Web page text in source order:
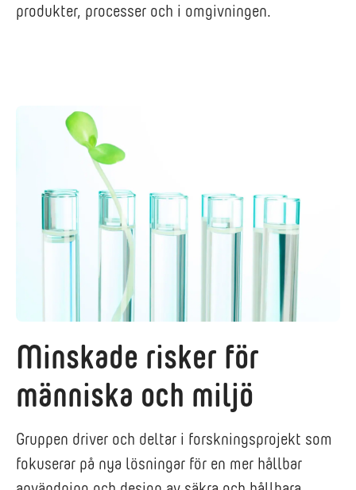
produkter, processer och i omgivningen.
Minskade risker för
människa och miljö
Gruppen driver och deltar i forskningsprojekt som
fokuserar på nya lösningar för en mer hållbar